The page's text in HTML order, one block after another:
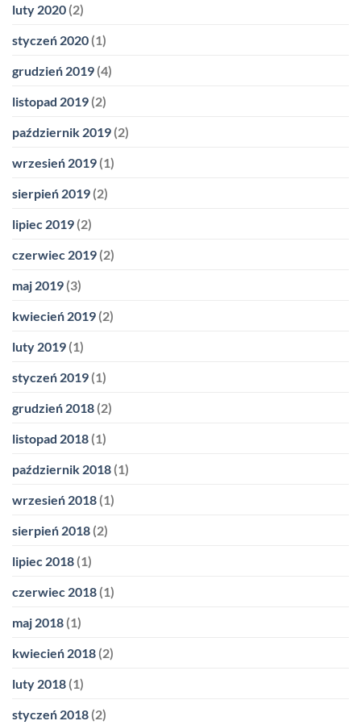
luty 2020 (2)
styczeń 2020 (1)
grudzień 2019 (4)
listopad 2019 (2)
październik 2019 (2)
wrzesień 2019 (1)
sierpień 2019 (2)
lipiec 2019 (2)
czerwiec 2019 (2)
maj 2019 (3)
kwiecień 2019 (2)
luty 2019 (1)
styczeń 2019 (1)
grudzień 2018 (2)
listopad 2018 (1)
październik 2018 (1)
wrzesień 2018 (1)
sierpień 2018 (2)
lipiec 2018 (1)
czerwiec 2018 (1)
maj 2018 (1)
kwiecień 2018 (2)
luty 2018 (1)
styczeń 2018 (2)